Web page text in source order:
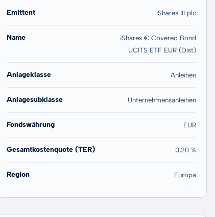
5,26 % 5,26 %
Emittent iShares III plc
Name
iShares € Covered Bond
UCITS ETF EUR (Dist)
Anlageklasse Anleihen
Anlagesubklasse Unternehmensanleihen
Fondswährung EUR
Gesamtkostenquote (TER) 0,20 %
Region Europa